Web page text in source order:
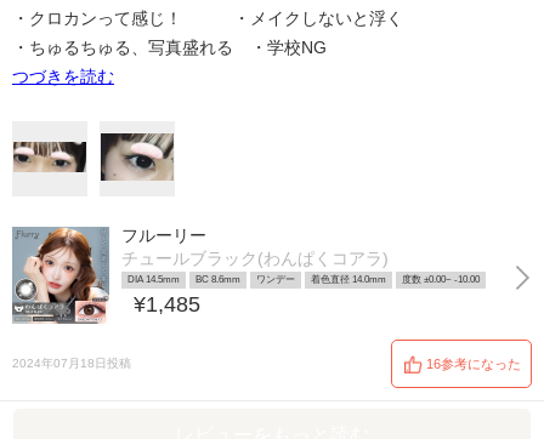
・クロカンって感じ！ ・メイクしないと浮く
・ちゅるちゅる、写真盛れる ・学校NG
つづきを読む
フルーリー
チュールブラック(わんぱくコアラ)
DIA 14.5mm BC 8.6mm ワンデー 着色直径 14.0mm 度数 ±0.00~ -10.00
¥1,485
2024年07月18日投稿 16参考になった